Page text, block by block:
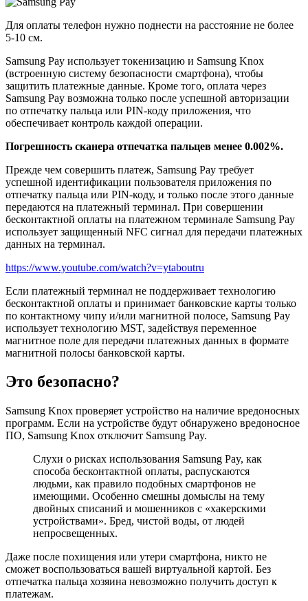
Для оплаты телефон нужно поднести на расстояние не более
5-10 см.
Samsung Pay использует токенизацию и Samsung Knox
(встроенную систему безопасности смартфона), чтобы
защитить платежные данные. Кроме того, оплата через
Samsung Pay возможна только после успешной авторизации
по отпечатку пальца или PIN-коду приложения, что
обеспечивает контроль каждой операции.
Погрешность сканера отпечатка пальцев менее 0.002%.
Прежде чем совершить платеж, Samsung Pay требует
успешной идентификации пользователя приложения по
отпечатку пальца или PIN-коду, и только после этого данные
передаются на платежный терминал. При совершении
бесконтактной оплаты на платежном терминале Samsung Pay
использует защищенный NFC сигнал для передачи платежных
данных на терминал.
https://www.youtube.com/watch?v=ytaboutru
Если платежный терминал не поддерживает технологию
бесконтактной оплаты и принимает банковские карты только
по контактному чипу и/или магнитной полосе, Samsung Pay
использует технологию MST, задействуя переменное
магнитное поле для передачи платежных данных в формате
магнитной полосы банковской карты.
Это безопасно?
Samsung Knox проверяет устройство на наличие вредоносных
программ. Если на устройстве будут обнаружено вредоносное
ПО, Samsung Knox отключит Samsung Pay.
Слухи о рисках использования Samsung Pay, как
способа бесконтактной оплаты, распускаются
людьми, как правило подобных смартфонов не
имеющими. Особенно смешны домыслы на тему
двойных списаний и мошенников с «хакерскими
устройствами». Бред, чистой воды, от людей
непросвещенных.
Даже после похищения или утери смартфона, никто не
сможет воспользоваться вашей виртуальной картой. Без
отпечатка пальца хозяина невозможно получить доступ к
платежам.